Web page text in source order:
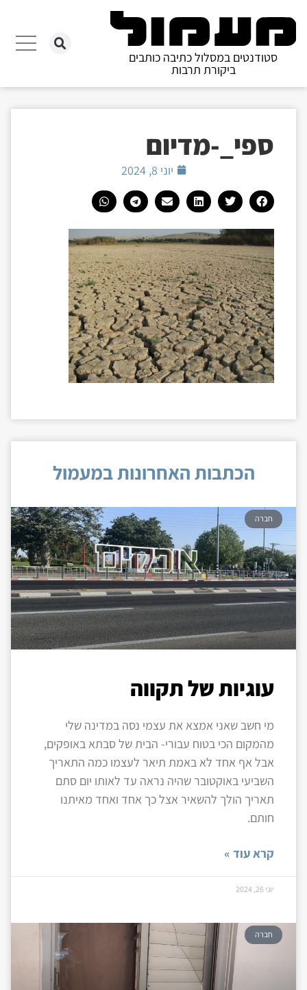
סטודנטים במסלול כתיבה כותבים
ביקורת תרבות
ספי_-מדיום
יוני 8, 2024
הכתבות האחרונות במעמול
חברה
עוגיות של תקווה
מי חשב שאני אמצא את עצמי נסה במדינה שלי
מהמקום הכי בטוח עבורי- הבית של סבתא באופקים,
אבל אף אחד לא באמת תיאר לעצמו כמה התאריך
השביעי באוקטובר שהיה נראה עד לאותו יום סתם
תאריך הולך להשאיר אצל כך אחד ואחד מאיתנו
חותם.
קרא עוד »
יוני 26, 2024
חברה